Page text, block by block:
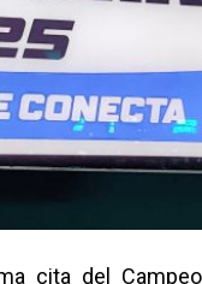
cita del